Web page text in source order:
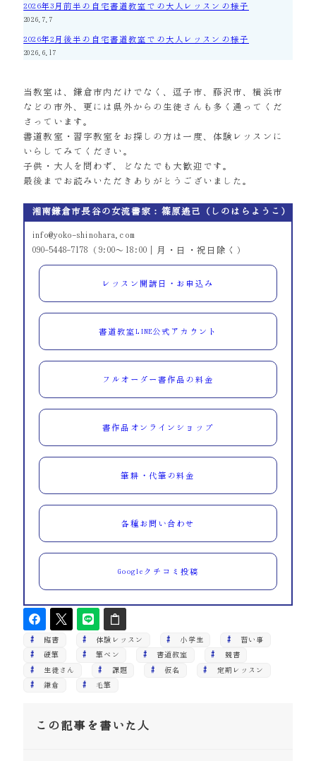
2026年3月前半の自宅書道教室での大人レッスンの様子
2026.7.7
2026年2月後半の自宅書道教室での大人レッスンの様子
2026.6.17
当教室は、鎌倉市内だけでなく、逗子市、藤沢市、横浜市
などの市外、更には県外からの生徒さんも多く通ってくだ
さっています。
書道教室・習字教室をお探しの方は一度、体験レッスンに
いらしてみてください。
子供・大人を問わず、どなたでも大歓迎です。
最後までお読みいただきありがとうございました。
湘南鎌倉市長谷の女流書家：篠原遙己（しのはらようこ）
info@yoko-shinohara.com
090-5448-7178（9:00～18:00｜月・日・祝日除く）
レッスン開講日・お申込み
書道教室LINE公式アカウント
フルオーダー書作品の料金
書作品オンラインショップ
筆耕・代筆の料金
各種お問い合わせ
Googleクチコミ投稿
臨書 体験レッスン 小学生 習い事
硬筆 筆ペン 書道教室 競書
生徒さん 課題 仮名 定期レッスン
鎌倉 毛筆
この記事を書いた人